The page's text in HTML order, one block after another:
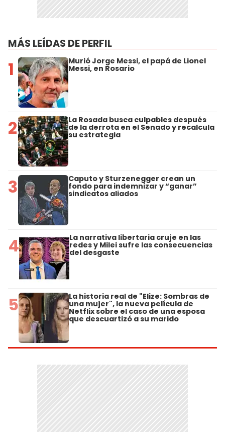
MÁS LEÍDAS DE PERFIL
1 Murió Jorge Messi, el papá de Lionel
Messi, en Rosario
2 La Rosada busca culpables después
de la derrota en el Senado y recalcula
su estrategia
3 Caputo y Sturzenegger crean un
fondo para indemnizar y “ganar”
sindicatos aliados
4 La narrativa libertaria cruje en las
redes y Milei sufre las consecuencias
del desgaste
5 La historia real de "Elize: Sombras de
una mujer", la nueva película de
Netflix sobre el caso de una esposa
que descuartizó a su marido